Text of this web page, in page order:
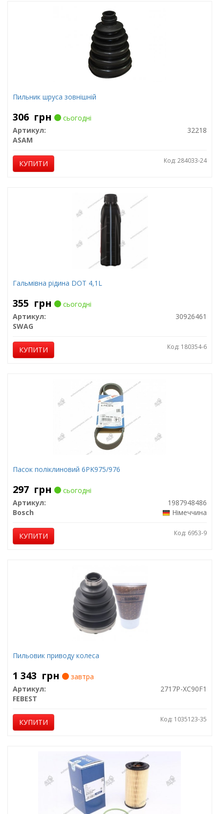
Пильник шруса зовнішній
306 грн
сьогодні
Артикул:
32218
ASAM
КУПИТИ Код: 284033-24
Гальмівна рідина DOT 4,1L
355 грн
сьогодні
Артикул:
30926461
SWAG
КУПИТИ Код: 180354-6
Пасок поліклиновий 6PK975/976
297 грн
сьогодні
Артикул:
1987948486
Bosch
Німеччина
КУПИТИ Код: 6953-9
Пильовик приводу колеса
1 343 грн
завтра
Артикул:
2717P-XC90F1
FEBEST
КУПИТИ Код: 1035123-35